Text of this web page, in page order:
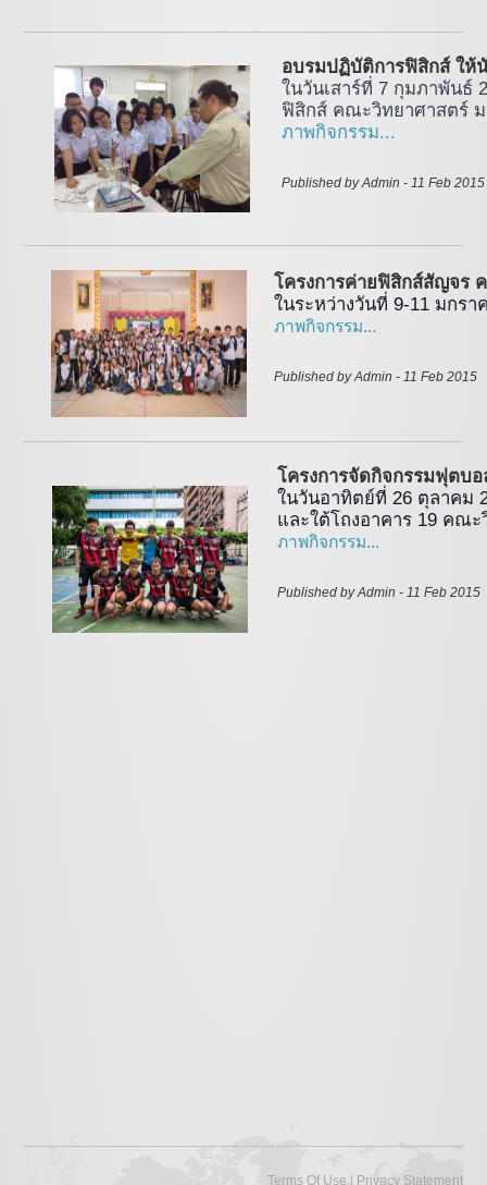
อบรมปฏิบัติการฟิสิกส์ ให้
ในวันเสาร์ที่ 7 กุมภาพันธ์
ฟิสิกส์ คณะวิทยาศาสตร์
ภาพกิจกรรม...
Published by Admin - 11 Feb
โครงการค่ายฟิสิกส์สัญจร
ในระหว่างวันที่ 9-11 มกร
ภาพกิจกรรม...
Published by Admin - 11 Feb 2015
โครงการจัดกิจกรรมฟุต
ในวันอาทิตย์ที่ 26 ตุลาคม
และใต้โถงอาคาร 19 คณ
ภาพกิจกรรม...
Published by Admin - 11 Feb 2015
Terms Of Use | Privacy Statement